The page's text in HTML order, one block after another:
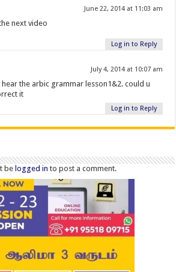
June 22, 2014 at 11:03 am
next video
Log in to Reply
July 4, 2014 at 10:07 am
hear the arbic grammar lesson1&2. could u
it
Log in to Reply
be logged in to post a comment.